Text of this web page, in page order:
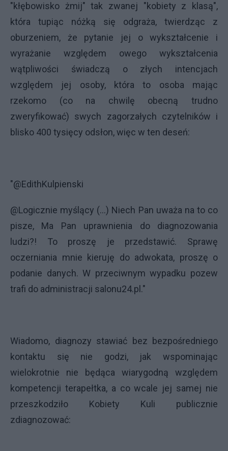
"kłębowisko żmij" tak zwanej "kobiety z klasą",
która tupiąc nóżką się odgraża, twierdząc z
oburzeniem, że pytanie jej o wykształcenie i
wyrażanie względem owego wykształcenia
wątpliwości świadczą o złych intencjach
względem jej osoby, która to osoba mając
rzekomo (co na chwilę obecną trudno
zweryfikować) swych zagorzałych czytelników i
blisko 400 tysięcy odsłon, więc w ten deseń:
"@EdithKulpienski
@Logicznie myślący (...) Niech Pan uważa na to co
pisze, Ma Pan uprawnienia do diagnozowania
ludzi?! To proszę je przedstawić. Sprawę
oczerniania mnie kieruję do adwokata, proszę o
podanie danych. W przeciwnym wypadku pozew
trafi do administracji salonu24.pl."
Wiadomo, diagnozy stawiać bez bezpośredniego
kontaktu się nie godzi, jak wspominając
wielokrotnie nie będąca wiarygodną względem
kompetencji terapełtka, a co wcale jej samej nie
przeszkodziło Kobiety Kuli publicznie
zdiagnozować: